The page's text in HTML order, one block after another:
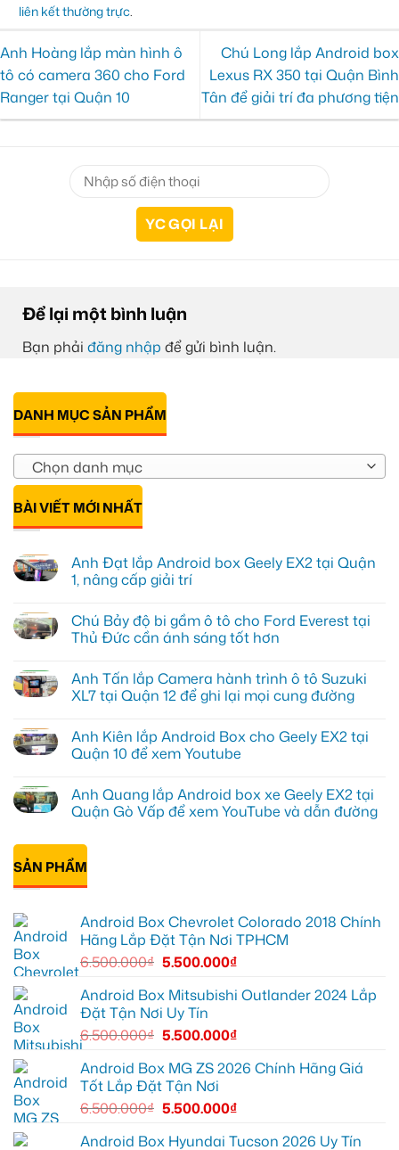
liên kết thường trực.
Anh Hoàng lắp màn hình ô
tô có camera 360 cho Ford
Ranger tại Quận 10
Chú Long lắp Android box
Lexus RX 350 tại Quận Bình
Tân để giải trí đa phương tiện
Để lại một bình luận
Bạn phải đăng nhập để gửi bình luận.
DANH MỤC SẢN PHẨM
Chọn danh mục
BÀI VIẾT MỚI NHẤT
Anh Đạt lắp Android box Geely EX2 tại Quận
1, nâng cấp giải trí
bình
luận
ở
lắp
Android
box
tại
Quận
1,
giải
trí
Chú Bảy độ bi gầm ô tô cho Ford Everest tại
Thủ Đức cần ánh sáng tốt hơn
bình
luận
ở
độ
bi
gầm
cho
Ford
Everest
Đức
cần
ánh
sáng
Anh Tấn lắp Camera hành trình ô tô Suzuki
XL7 tại Quận 12 để ghi lại mọi cung đường
bình
luận
ở
lắp
Camera
hành
Suzuki
XL7
tại
ghi
mọi
cung
đường
Anh Kiên lắp Android Box cho Geely EX2 tại
Quận 10 để xem Youtube
bình
luận
ở
Android
Box
cho
tại
Quận
xem
Youtube
Anh Quang lắp Android box xe Geely EX2 tại
Quận Gò Vấp để xem YouTube và dẫn đường
có
bình
luận
ở
Anh
Android
box
Geely
EX2
tại
Quận
Gò
Vấp
xem
YouTube
dẫn
đường
SẢN PHẨM
Android Box Chevrolet Colorado 2018 Chính
Hãng Lắp Đặt Tận Nơi TPHCM
6.500.000₫ 5.500.000₫
Android Box Mitsubishi Outlander 2024 Lắp
Đặt Tận Nơi Uy Tín
6.500.000₫ 5.500.000₫
Android Box MG ZS 2026 Chính Hãng Giá
Tốt Lắp Đặt Tận Nơi
6.500.000₫ 5.500.000₫
Android Box Hyundai Tucson 2026 Uy Tín